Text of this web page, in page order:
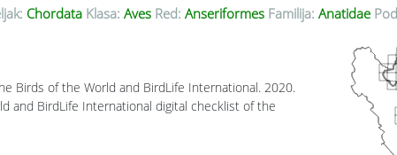
Chordata Klasa: Aves Red: Anseriformes Familija: Anatidae
Birds of the World and BirdLife International. 2020.
and BirdLife International digital checklist of the